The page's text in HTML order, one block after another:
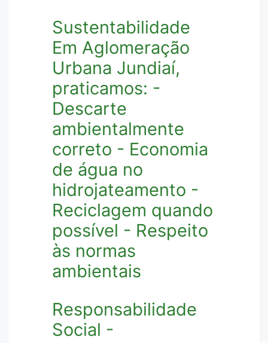
Sustentabilidade
Em Aglomeração
Urbana Jundiaí,
praticamos: -
Descarte
ambientalmente
correto - Economia
de água no
hidrojateamento -
Reciclagem quando
possível - Respeito
às normas
ambientais
Responsabilidade
Social -